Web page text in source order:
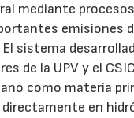
mediante
emisiones
sistema
de la UPV y el
como materia
en